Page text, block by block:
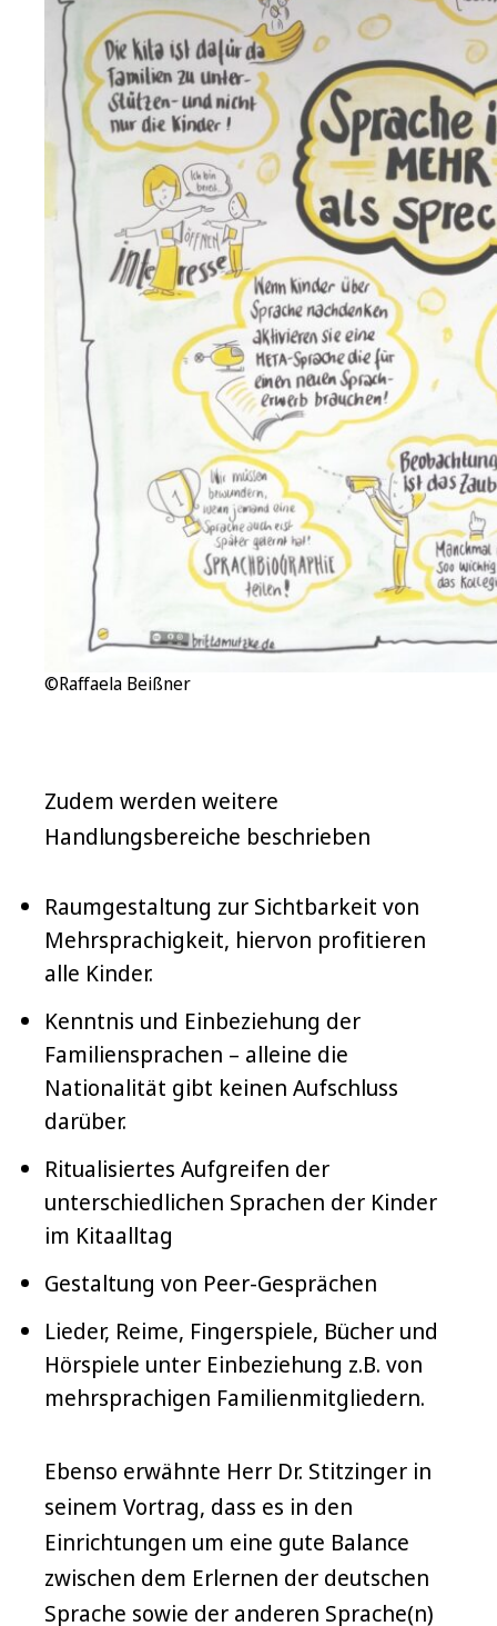
©Raffaela Beißner
Zudem werden weitere
Handlungsbereiche beschrieben
Raumgestaltung zur Sichtbarkeit von
Mehrsprachigkeit, hiervon profitieren
alle Kinder.
Kenntnis und Einbeziehung der
Familiensprachen – alleine die
Nationalität gibt keinen Aufschluss
darüber.
Ritualisiertes Aufgreifen der
unterschiedlichen Sprachen der Kinder
im Kitaalltag
Gestaltung von Peer-Gesprächen
Lieder, Reime, Fingerspiele, Bücher und
Hörspiele unter Einbeziehung z.B. von
mehrsprachigen Familienmitgliedern.
Ebenso erwähnte Herr Dr. Stitzinger in
seinem Vortrag, dass es in den
Einrichtungen um eine gute Balance
zwischen dem Erlernen der deutschen
Sprache sowie der anderen Sprache(n)